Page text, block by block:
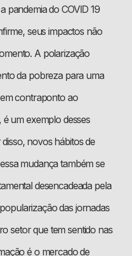
pandemia do COVID 19
seus impactos não
A polarização
da pobreza para uma
contraponto ao
um exemplo desses
novos hábitos de
mudança também se
desencadeada pela
das jornadas
setor que tem sentido nas
é o mercado de